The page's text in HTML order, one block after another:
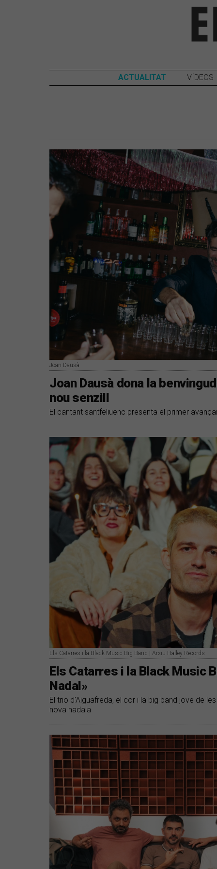
ACTUALITAT VÍDEOS
Joan Dausà
Joan Dausà dona la
nou senzill
El cantant santfeliuenc presenta el primer
Els Catarres i la Black Music Big Band | Arxiu Halley Records
Els Catarres i la Black Music
Nadal»
El trio d'Aiguafreda, el cor i la big band jove de
nova nadala